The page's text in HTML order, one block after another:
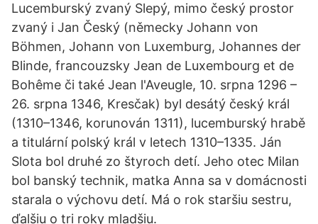
Lucemburský zvaný Slepý, mimo český prostor
zvaný i Jan Český (německy Johann von
Böhmen, Johann von Luxemburg, Johannes der
Blinde, francouzsky Jean de Luxembourg et de
Bohême či také Jean l'Aveugle, 10. srpna 1296 –
26. srpna 1346, Kresčak) byl desátý český král
(1310–1346, korunován 1311), lucemburský hrabě
a titulární polský král v letech 1310–1335. Ján
Slota bol druhé zo štyroch detí. Jeho otec Milan
bol banský technik, matka Anna sa v domácnosti
starala o výchovu detí. Má o rok staršiu sestru,
ďalšiu o tri roky mladšiu.